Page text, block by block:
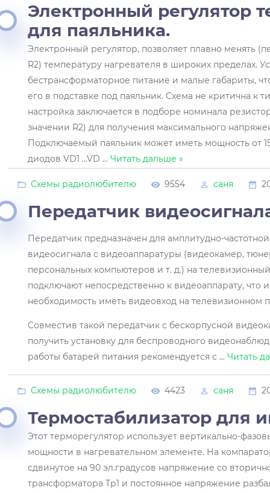
Электронный регулятор
для паяльника.
Электронный регулятор, позволяет плавно менять
R2) температуру нагревателя в широких пределах.
бестрансформаторное питание и малые габариты,
его в подставке под паяльник. Схема не критична к
настройка заключается в подборе номинала
значении R2) для получения максимального
Подключаемый паяльник может иметь мощность от
диодов VD1 ...VD ...Читать дальше »
Схемы радиолюбителю 9554 саня
Передатчик
Передатчик предназначен для амплитудно-
видеосигнала с видеоаппаратуры (видеокамер,
персональных компьютеров и т. д.) на
подключают непосредственно к видеоаппарату, что
необходимость иметь видеовход на телевизионном
Совместив такой передатчик с бескорпусной
получить установку для беспроводного
работы батарей питания рекомендуется с ...Читать
Схемы радиолюбителю 4423 саня
Термостабилизатор для
Этот терморегулятор использует вертикально-
мощности в нагревательном элементе. На
сдвинутое на 90 эл.градусов напряжение со
трансформатора Тр1 и постоянное напряжение